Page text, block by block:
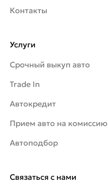
Контакты
Связаться с нами
Услуги
Срочный выкуп авто
Trade In
Автокредит
Прием авто на комиссию
Автоподбор